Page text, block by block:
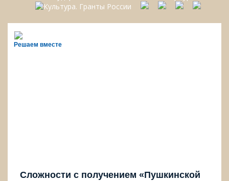
Решаем вместе
Сложности с получением «Пушкинской